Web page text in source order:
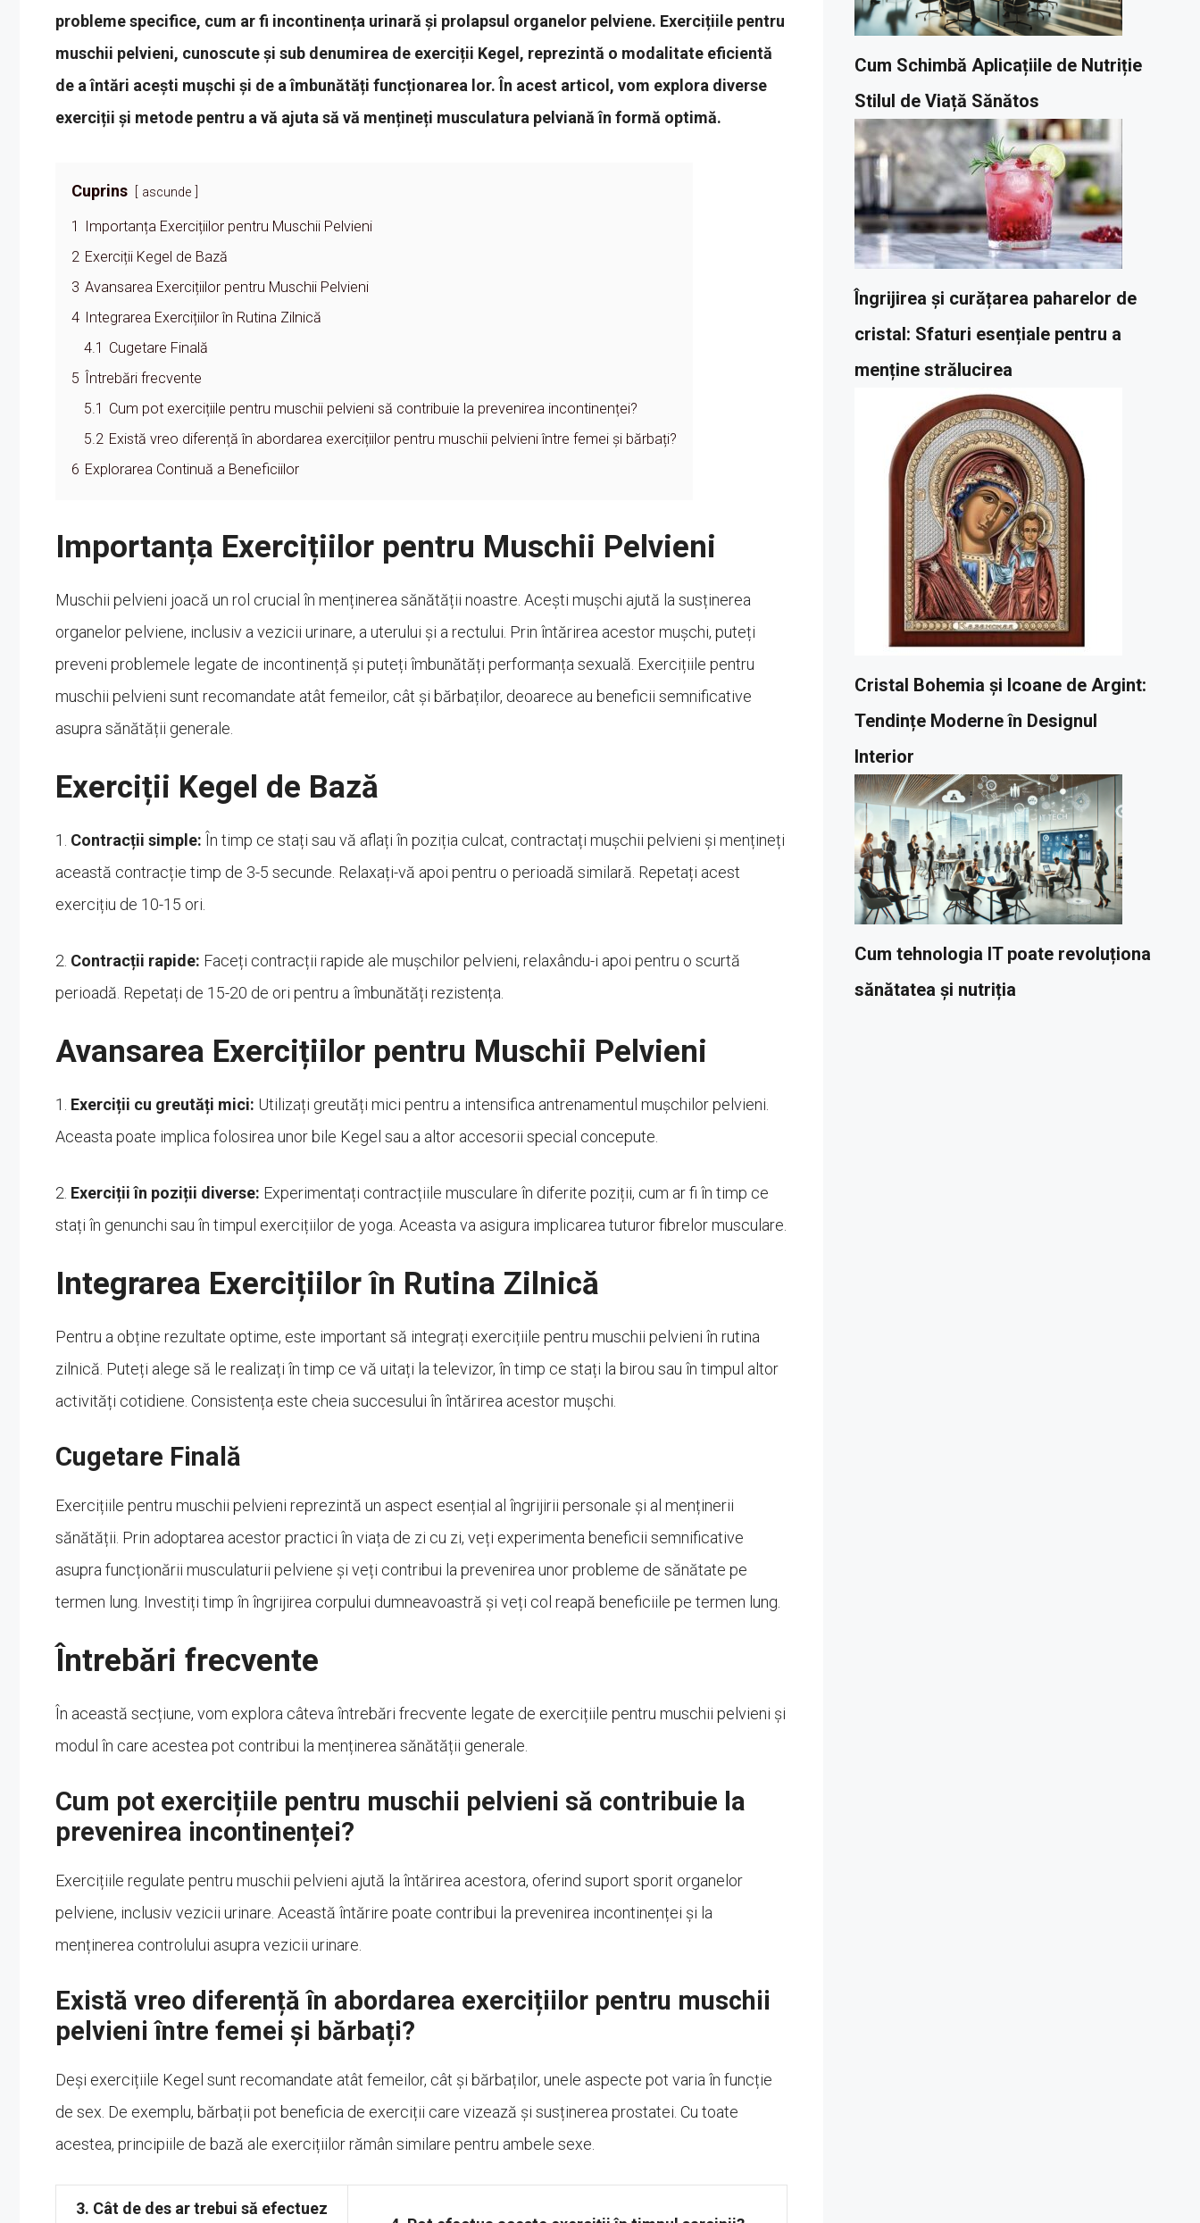
probleme specifice, cum ar fi incontinența urinară și prolapsul organelor pelviene. Exercițiile pentru
muschii pelvieni, cunoscute și sub denumirea de exerciții Kegel, reprezintă o modalitate eficientă
de a întări acești mușchi și de a îmbunătăți funcționarea lor. În acest articol, vom explora diverse
exerciții și metode pentru a vă ajuta să vă mențineți musculatura pelviană în formă optimă.
Cuprins ascunde
1
Importanța Exercițiilor pentru Muschii Pelvieni
2 Exerciții Kegel de Bază
3 Avansarea Exercițiilor pentru Muschii Pelvieni
4 Integrarea Exercițiilor în Rutina Zilnică
4.1 Cugetare Finală
5 Întrebări frecvente
5.1 Cum pot exercițiile pentru muschii pelvieni să contribuie la prevenirea incontinenței?
5.2 Există vreo diferență în abordarea exercițiilor pentru muschii pelvieni între femei și bărbați?
6 Explorarea Continuă a Beneficiilor
Importanța Exercițiilor pentru Muschii Pelvieni
Muschii pelvieni joacă un rol crucial în menținerea sănătății noastre. Acești mușchi ajută la susținerea
organelor pelviene, inclusiv a vezicii urinare, a uterului și a rectului. Prin întărirea acestor mușchi, puteți
preveni problemele legate de incontinență și puteți îmbunătăți performanța sexuală. Exercițiile pentru
muschii pelvieni sunt recomandate atât femeilor, cât și bărbaților, deoarece au beneficii semnificative
asupra sănătății generale.
Exerciții Kegel de Bază
1. Contracții simple: În timp ce stați sau vă aflați în poziția culcat, contractați mușchii pelvieni și mențineți
această contracție timp de 3-5 secunde. Relaxați-vă apoi pentru o perioadă similară. Repetați acest
exercițiu de 10-15 ori.
2. Contracții rapide: Faceți contracții rapide ale mușchilor pelvieni, relaxându-i apoi pentru o scurtă
perioadă. Repetați de 15-20 de ori pentru a îmbunătăți rezistența.
Avansarea Exercițiilor pentru Muschii Pelvieni
1. Exerciții cu greutăți mici: Utilizați greutăți mici pentru a intensifica antrenamentul mușchilor pelvieni.
Aceasta poate implica folosirea unor bile Kegel sau a altor accesorii special concepute.
2. Exerciții în poziții diverse: Experimentați contracțiile musculare în diferite poziții, cum ar fi în timp ce
stați în genunchi sau în timpul exercițiilor de yoga. Aceasta va asigura implicarea tuturor fibrelor musculare.
Integrarea Exercițiilor în Rutina Zilnică
Pentru a obține rezultate optime, este important să integrați exercițiile pentru muschii pelvieni în rutina
zilnică. Puteți alege să le realizați în timp ce vă uitați la televizor, în timp ce stați la birou sau în timpul altor
activități cotidiene. Consistența este cheia succesului în întărirea acestor mușchi.
Cugetare Finală
Exercițiile pentru muschii pelvieni reprezintă un aspect esențial al îngrijirii personale și al menținerii
sănătății. Prin adoptarea acestor practici în viața de zi cu zi, veți experimenta beneficii semnificative
asupra funcționării musculaturii pelviene și veți contribui la prevenirea unor probleme de sănătate pe
termen lung. Investiți timp în îngrijirea corpului dumneavoastră și veți col reapă beneficiile pe termen lung.
Întrebări frecvente
În această secțiune, vom explora câteva întrebări frecvente legate de exercițiile pentru muschii pelvieni și
modul în care acestea pot contribui la menținerea sănătății generale.
Cum pot exercițiile pentru muschii pelvieni să contribuie la
prevenirea incontinenței?
Exercițiile regulate pentru muschii pelvieni ajută la întărirea acestora, oferind suport sporit organelor
pelviene, inclusiv vezicii urinare. Această întărire poate contribui la prevenirea incontinenței și la
menținerea controlului asupra vezicii urinare.
Există vreo diferență în abordarea exercițiilor pentru muschii
pelvieni între femei și bărbați?
Deși exercițiile Kegel sunt recomandate atât femeilor, cât și bărbaților, unele aspecte pot varia în funcție
de sex. De exemplu, bărbații pot beneficia de exerciții care vizează și susținerea prostatei. Cu toate
acestea, principiile de bază ale exercițiilor rămân similare pentru ambele sexe.
3. Cât de des ar trebui să efectuez
Cum Schimbă Aplicațiile de Nutriție
Stilul de Viață Sănătos
Îngrijirea și curățarea paharelor de
cristal: Sfaturi esențiale pentru a
menține strălucirea
Cristal Bohemia și Icoane de Argint:
Tendințe Moderne în Designul
Interior
Cum tehnologia IT poate revoluționa
sănătatea și nutriția